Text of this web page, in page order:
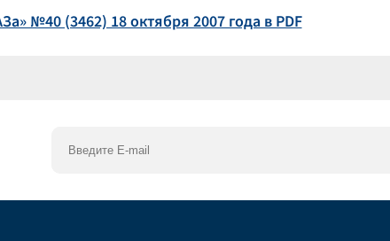
№40 (3462) 18 октября 2007 года в PDF